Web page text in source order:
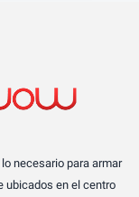
necesario para armar
ubicados en el centro